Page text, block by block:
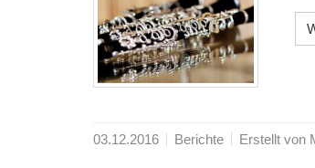
03.12.2016 Berichte Erstellt von